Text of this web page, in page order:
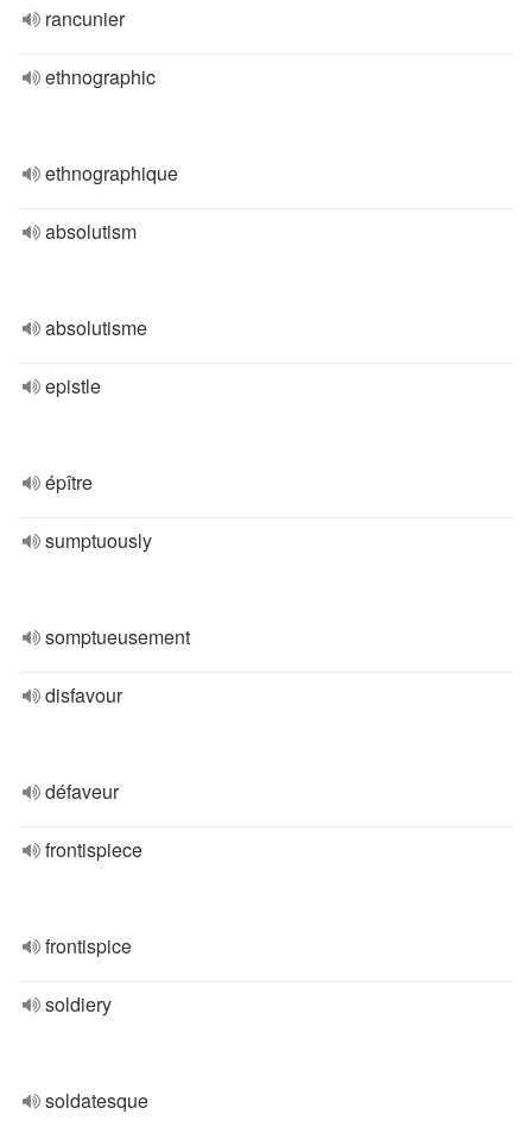
rancunier
ethnographic
ethnographique
absolutism
absolutisme
epistle
épître
sumptuously
somptueusement
disfavour
défaveur
frontispiece
frontispice
soldiery
soldatesque